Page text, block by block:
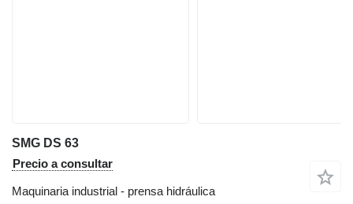
SMG DS 63
Precio a consultar
Maquinaria industrial - prensa hidráulica